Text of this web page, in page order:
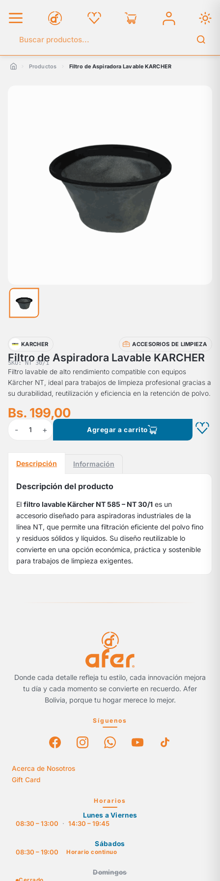
Buscar en el catálogo
Productos Filtro de Aspiradora Lavable KARCHER
KARCHER ACCESORIOS DE LIMPIEZA
Filtro de Aspiradora Lavable KARCHER
SKU: NT 30/1
Filtro lavable de alto rendimiento compatible con equipos
Kärcher NT, ideal para trabajos de limpieza profesional gracias a
su durabilidad, reutilización y eficiencia en la retención de polvo.
Bs. 199,00
- 1 + Agregar a carrito
Descripción Información
Descripción del producto
El filtro lavable Kärcher NT 585 – NT 30/1 es un
accesorio diseñado para aspiradoras industriales de la
línea NT, que permite una filtración eficiente del polvo fino
y residuos sólidos y líquidos. Su diseño reutilizable lo
convierte en una opción económica, práctica y sostenible
para trabajos de limpieza exigentes.
Donde cada detalle refleja tu estilo, cada innovación mejora
tu día y cada momento se convierte en recuerdo. Afer
Bolivia, porque tu hogar merece lo mejor.
Síguenos
Acerca de Nosotros
Gift Card
Horarios
Lunes a Viernes
08:30 – 13:00
· 14:30 – 19:45
Sábados
08:30 – 19:00
Horario continuo
Domingos